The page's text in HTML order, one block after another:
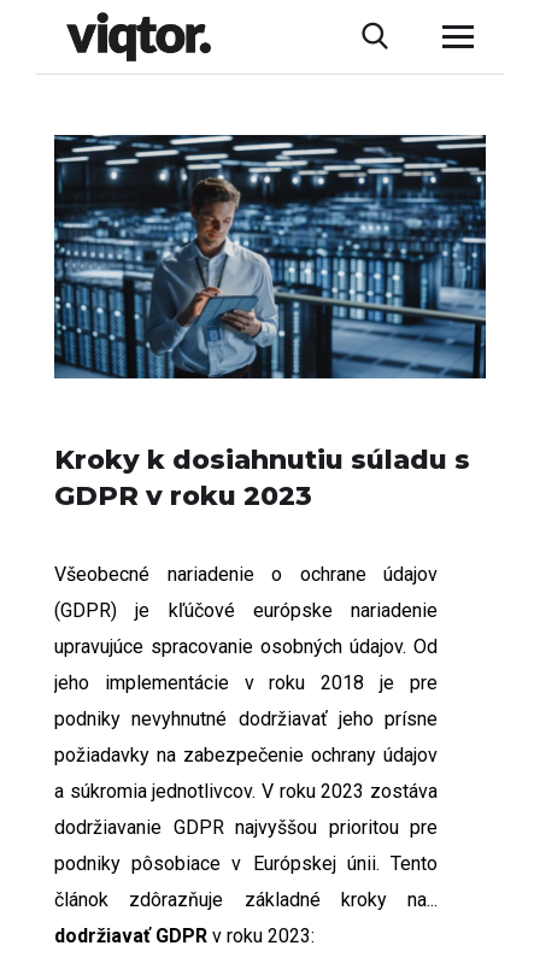
Kroky k dosiahnutiu súladu s
GDPR v roku 2023
Všeobecné nariadenie o ochrane údajov
(GDPR) je kľúčové európske nariadenie
upravujúce spracovanie osobných údajov. Od
jeho implementácie v roku 2018 je pre
podniky nevyhnutné dodržiavať jeho prísne
požiadavky na zabezpečenie ochrany údajov
a súkromia jednotlivcov. V roku 2023 zostáva
dodržiavanie GDPR najvyššou prioritou pre
podniky pôsobiace v Európskej únii. Tento
článok zdôrazňuje základné kroky na...
dodržiavať GDPR v roku 2023: